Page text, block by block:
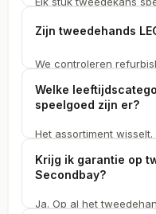
Elektronisch speelgoed
speelgoed van
kinderen.
Zijn tweedehands
We controleren
tweedekans set
populairste merk in
Welke
speelgoed zijn er?
Het assortiment
peuterspeelgoed tot
met leeftijdsindicatie.
Krijg ik garantie op
Secondbay?
Ja. Op al het